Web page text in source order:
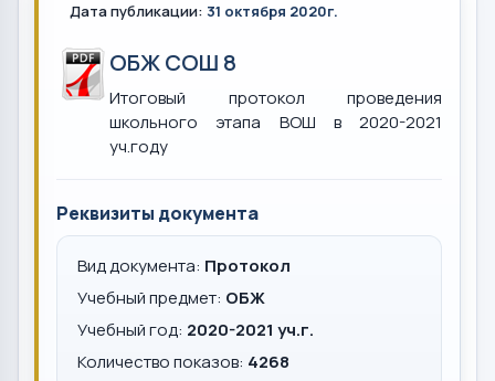
Дата публикации: 31 октября 2020г.
ОБЖ СОШ 8
Итоговый протокол проведения
школьного этапа ВОШ в 2020-2021
уч.году
Реквизиты документа
Вид документа: Протокол
Учебный предмет: ОБЖ
Учебный год: 2020-2021 уч.г.
Количество показов: 4268